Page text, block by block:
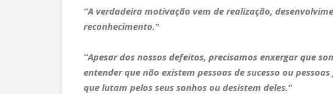
“A verdadeira motivação vem de realização,
reconhecimento.”
“Apesar dos nossos defeitos, precisamos enxergar que
entender que não existem pessoas de sucesso ou
que lutam pelos seus sonhos ou desistem deles.”